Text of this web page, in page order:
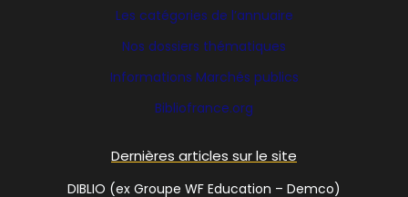
Les catégories de l’annuaire
Nos dossiers thématiques
Informations Marchés publics
Bibliofrance.org
Dernières articles sur le site
DIBLIO (ex Groupe WF Education – Demco)